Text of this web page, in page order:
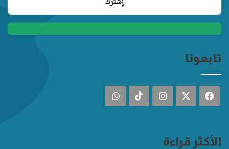
تابعونا
فيسبوك انستقرام ‫TikTokواتساب
الأكثر قراءة